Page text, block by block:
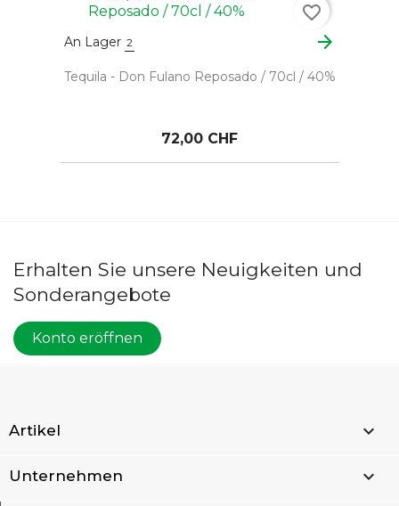
An Lager 2 arrow_forward
Tequila - Don Fulano Reposado / 70cl / 40%
72,00 CHF
favorite_border
Erhalten Sie unsere Neuigkeiten und
Sonderangebote
Konto eröffnen
Artikel 
Unternehmen 